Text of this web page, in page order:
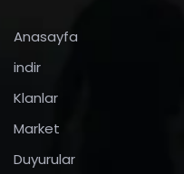
Anasayfa
indir
Klanlar
Market
Duyurular